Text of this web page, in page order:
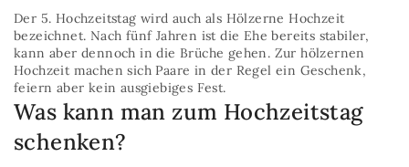
Der 5. Hochzeitstag wird auch als Hölzerne Hochzeit
bezeichnet. Nach fünf Jahren ist die Ehe bereits stabiler,
kann aber dennoch in die Brüche gehen. Zur hölzernen
Hochzeit machen sich Paare in der Regel ein Geschenk,
feiern aber kein ausgiebiges Fest.
Was kann man zum Hochzeitstag
schenken?